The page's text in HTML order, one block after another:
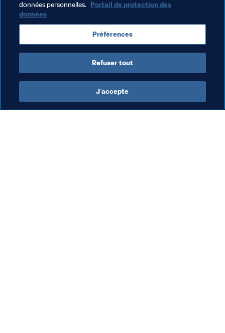
Thèmes en lien
Qatar AFC
données personnelles. Portail de protection des
données
Préférences
Refuser tout
J’accepte